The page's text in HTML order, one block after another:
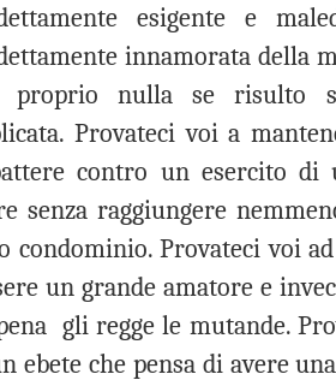
esigente e
innamorata della
proprio nulla se risulto
Provateci voi a
contro un esercito
senza raggiungere
condominio. Provateci voi
un grande amatore e
gli regge le mutande.
ebete che pensa di avere